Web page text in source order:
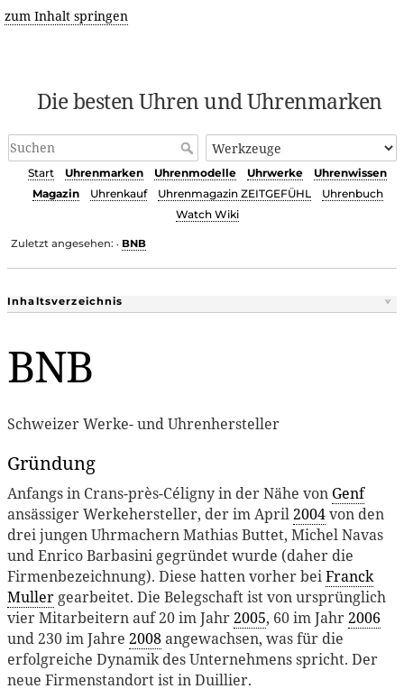
zum Inhalt springen
Die besten Uhren und Uhrenmarken
Start Uhrenmarken Uhrenmodelle Uhrwerke
Uhrenwissen
Magazin
Uhrenkauf Uhrenmagazin ZEITGEFÜHL
Uhrenbuch
Watch Wiki
Zuletzt angesehen: • BNB
Inhaltsverzeichnis
BNB
Schweizer Werke- und Uhrenhersteller
Gründung
Anfangs in Crans-près-Céligny in der Nähe von Genf
ansässiger Werkehersteller, der im April2004von den
drei jungen Uhrmachern Mathias Buttet, Michel Navas
und Enrico Barbasini gegründet wurde (daher die
Firmenbezeichnung). Diese hatten vorher beiFranck
Muller gearbeitet. Die Belegschaft ist von ursprünglich
vier Mitarbeitern auf 20 im Jahr2005, 60 im Jahr2006
und 230 im Jahre 2008angewachsen, was für die
erfolgreiche Dynamik des Unternehmens spricht. Der
neue Firmenstandort ist in Duillier.